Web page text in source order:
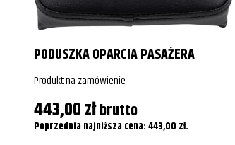
PODUSZKA OPARCIA PASAŻERA
Produkt na zamówienie
443,00złbrutto
Poprzednia najniższa cena:443,00 zł.